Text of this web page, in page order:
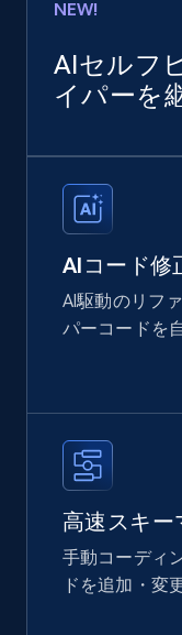
NEW!
AIセルフ
イパーを
AIコード修
AI駆動のリフ
パーコードを
高速スキー
手動コーディ
ドを追加・変